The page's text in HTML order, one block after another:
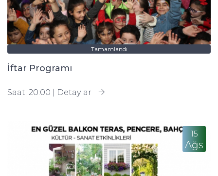
Tamamlandı
İftar Programı
Saat: 20:00 | Detaylar
15
Ağs